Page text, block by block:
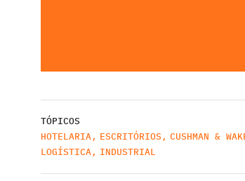
TÓPICOS
HOTELARIA, ESCRITÓRIOS , CUSHMAN &
LOGÍSTICA, INDUSTRIAL